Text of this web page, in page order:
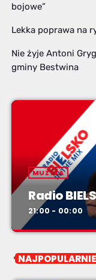
bojowe”
Lekka poprawa na
Nie żyje Antoni
gminy Bestwina
MUZYKA
Radio
21:00 - 00:00
Radio